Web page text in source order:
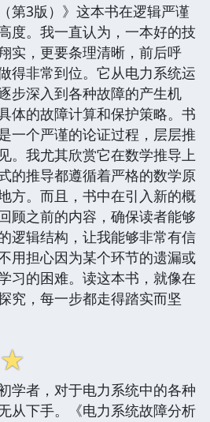
第3版）》这本书在逻辑严谨
度。我一直认为，一本好的技
实，更要条理清晰，前后呼
得非常到位。它从电力系统运
步深入到各种故障的产生机
体的故障计算和保护策略。书
一个严谨的论证过程，层层推
。我尤其欣赏它在数学推导上
的推导都遵循着严格的数学原
方。而且，书中在引入新的概
顾之前的内容，确保读者能够
逻辑结构，让我能够非常有信
用担心因为某个环节的遗漏或
习的困难。读这本书，就像在
究，每一步都走得踏实而坚
☆
学者，对于电力系统中的各种
从下手。《电力系统故障分析